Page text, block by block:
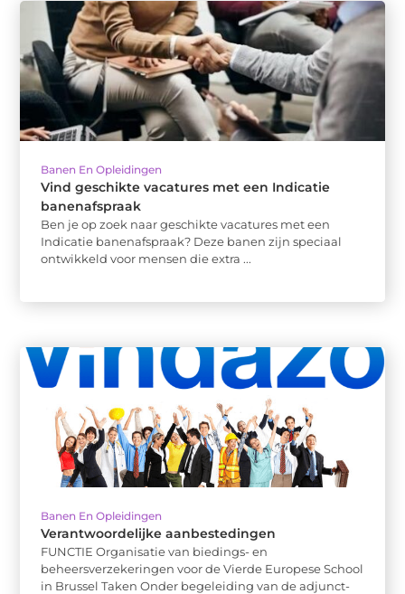
Banen En Opleidingen
Vind geschikte vacatures met een Indicatie
banenafspraak
Ben je op zoek naar geschikte vacatures met een
Indicatie banenafspraak? Deze banen zijn speciaal
ontwikkeld voor mensen die extra ...
Banen En Opleidingen
Verantwoordelijke aanbestedingen
FUNCTIE Organisatie van biedings- en
beheersverzekeringen voor de Vierde Europese School
in Brussel Taken Onder begeleiding van de adjunct-